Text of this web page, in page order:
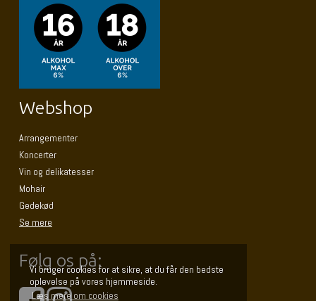
Vi bruger cookies for at sikre, at du får den bedste
oplevelse på vores hjemmeside.
Læs mere om cookies
Webshop
Arrangementer
Koncerter
Vin og delikatesser
Mohair
Gedekød
Se mere
Følg os på: